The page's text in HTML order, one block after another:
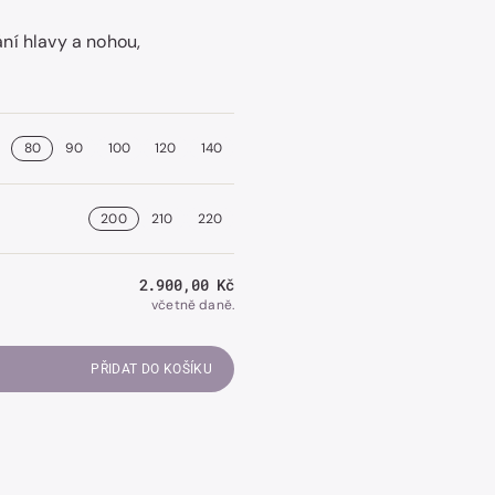
hlavy a nohou,
80 90 100 120 140
200 210 220
Běžná
cena
2.900,00 Kč
včetně daně.
PŘIDAT DO KOŠÍKU